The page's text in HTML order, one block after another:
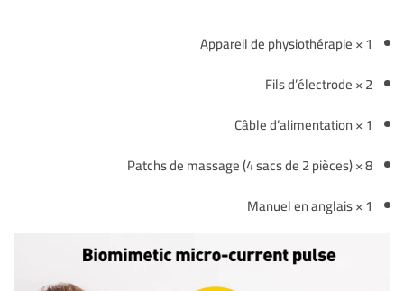
1 × Appareil de physiothérapie
2 × Fils d’électrode
1 × Câble d’alimentation
8 × Patchs de massage (4 sacs de 2 pièces)
1 × Manuel en anglais